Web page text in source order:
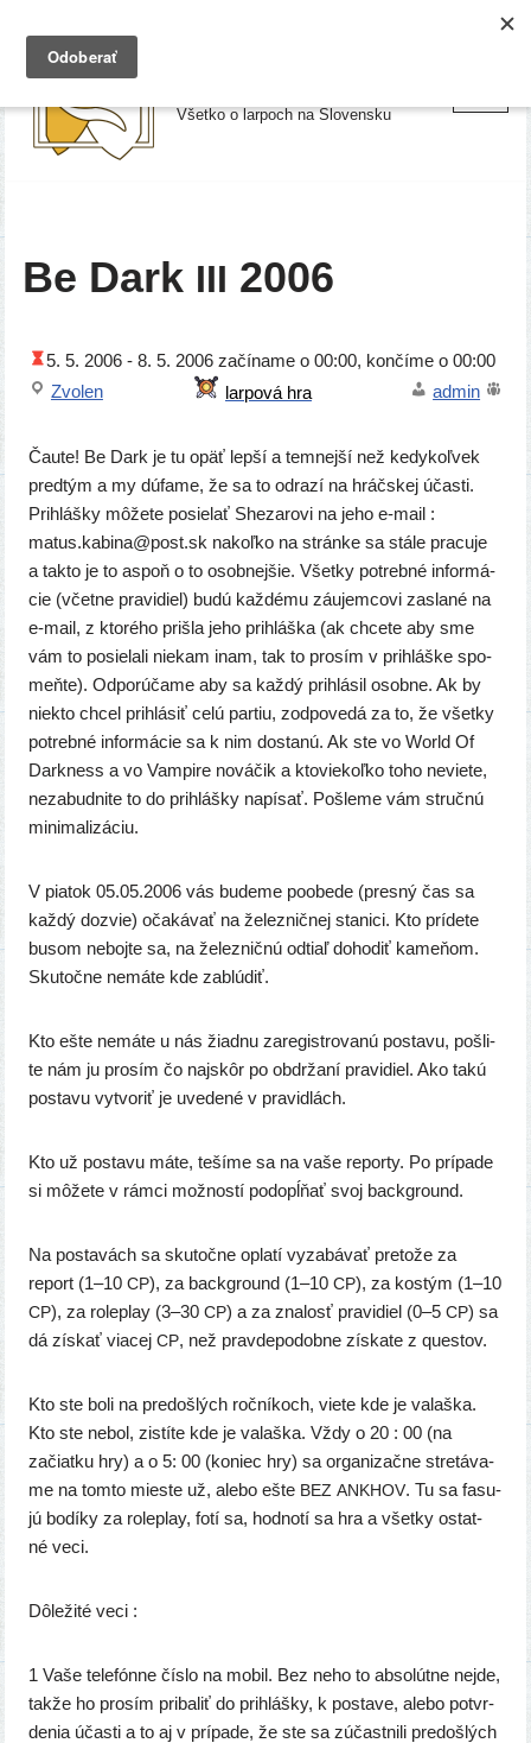
Preskočiť
Všetko o larpoch na Slovensku
Be Dark III 2006
5. 5. 2006 -8. 5. 2006 začí­na­me o 00:00, kon­čí­me o 00:00
Zvolen
admin
Čaute! Be Dark je tu opäť lep­ší a tem­nej­ší než kedy­koľ­vek
pred­tým a my dúfa­me, že sa to odra­zí na hráčs­kej účas­ti.
Prihlášky môže­te posie­lať Shezarovi na jeho e‑mail :
matus.kabina@post.sk nakoľ­ko na strán­ke sa stá­le pra­cu­je
a tak­to je to aspoň o to osob­nej­šie. Všetky potreb­né infor­má­
cie (včet­ne pra­vi­diel) budú kaž­dé­mu záu­jem­co­vi zasla­né na
e‑mail, z kto­ré­ho priš­la jeho pri­hláš­ka (ak chce­te aby sme
vám to posie­la­li nie­kam inam, tak to pro­sím v pri­hláš­ke spo­
meň­te). Odporúčame aby sa kaž­dý pri­hlá­sil osob­ne. Ak by
nie­kto chcel pri­hlá­siť celú par­tiu, zod­po­ve­dá za to, že všet­ky
potreb­né infor­má­cie sa k nim dosta­nú. Ak ste vo World Of
Darkness a vo Vampire nová­čik a kto­vie­koľ­ko toho nevie­te,
neza­bud­ni­te to do pri­hláš­ky napí­sať. Pošleme vám struč­nú
minimalizáciu.
V pia­tok 05.05.2006 vás bude­me poobe­de (pres­ný čas sa
kaž­dý dozvie) oča­ká­vať na želez­nič­nej sta­ni­ci. Kto prí­de­te
busom neboj­te sa, na želez­nič­nú odtiaľ doho­diť kame­ňom.
Skutočne nemá­te kde zablúdiť.
Kto ešte nemá­te u nás žiad­nu zare­gis­tro­va­nú posta­vu, pošli­
te nám ju pro­sím čo naj­skôr po obdr­ža­ní pra­vi­diel. Ako takú
posta­vu vytvo­riť je uve­de­né v pravidlách.
Kto už posta­vu máte, teší­me sa na vaše repor­ty. Po prí­pa­de
si môže­te v rám­ci mož­nos­tí podo­pĺňať svoj background.
Na posta­vách sa sku­toč­ne opla­tí vyza­bá­vať pre­to­že za
report (1–10 CP), za backg­round (1–10 CP), za kos­tým (1–10
CP), za rolep­lay (3–30 CP) a za zna­losť pra­vi­diel (0–5 CP) sa
dá zís­kať via­cej CP, než prav­de­po­dob­ne zís­ka­te z questov.
Kto ste boli na pre­doš­lých roč­ní­koch, vie­te kde je valaš­ka.
Kto ste nebol, zis­tí­te kde je valaš­ka. Vždy o 20 : 00 (na
začiat­ku hry) a o 5: 00 (koniec hry) sa orga­ni­zač­ne stre­tá­va­
me na tom­to mies­te už, ale­bo ešte BEZ ANKHOV. Tu sa fasu­
jú bodí­ky za rolep­lay, fotí sa, hod­no­tí sa hra a všet­ky ostat­
né veci.
Dôležité veci :
1 Vaše tele­fón­ne čís­lo na mobil. Bez neho to abso­lút­ne nej­de,
tak­že ho pro­sím pri­ba­liť do pri­hláš­ky, k posta­ve, ale­bo potvr­
de­nia účas­ti a to aj v prí­pa­de, že ste sa zúčast­ni­li pre­doš­lých